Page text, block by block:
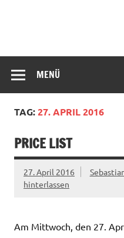
MENÜ
TAG:27. APRIL 2016
PRICE LIST
27. April 2016
hinterlassen
Am Mittwoch, den 27.